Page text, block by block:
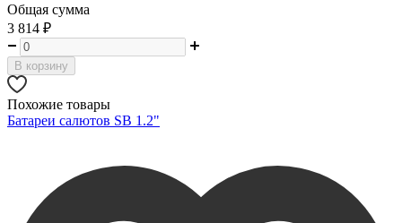
Общая сумма
3 814 ₽
В корзину
Похожие товары
Батареи салютов SB 1.2"